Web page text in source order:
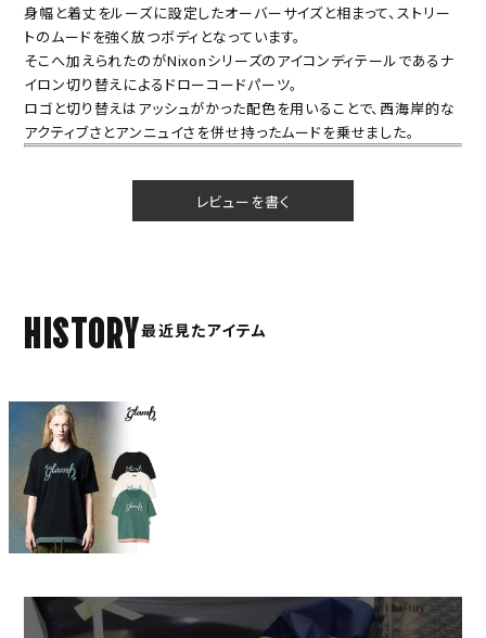
身幅と着丈をルーズに設定したオーバーサイズと相まって、ストリー
トのムードを強く放つボディとなっています。
そこへ加えられたのがNixonシリーズのアイコンディテールであるナ
イロン切り替えによるドローコードパーツ。
ロゴと切り替えはアッシュがかった配色を用いることで、西海岸的な
アクティブさとアンニュイさを併せ持ったムードを乗せました。
レビューを書く
HISTORY最近見たアイテム